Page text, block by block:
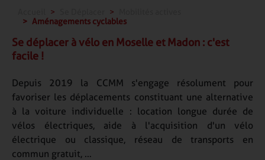
Aménagements cyclables
Se déplacer à vélo en Moselle et Madon : c'est
facile !
Depuis 2019 la CCMM s'engage résolument pour
favoriser les déplacements constituant une alternative
à la voiture individuelle : location longue durée de
vélos électriques, aide à l'acquisition d'un vélo
électrique ou classique, réseau de transports en
commun gratuit, …